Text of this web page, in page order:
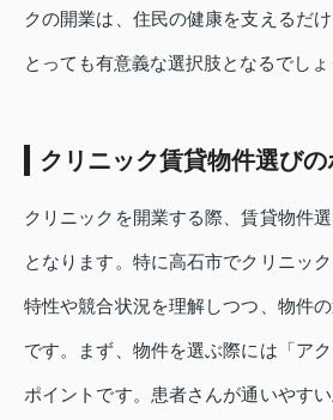
クの開業は、住民の健康を支えるだ
とっても有意義な選択肢となるでしょ
クリニック賃貸物件選びの
クリニックを開業する際、賃貸物件
となります。特に高石市でクリニッ
特性や競合状況を理解しつつ、物件
です。まず、物件を選ぶ際には「ア
ポイントです。患者さんが通いやす